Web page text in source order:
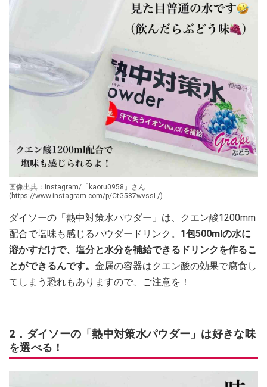
画像出典：Instagram/「kaoru0958」さん
(https://www.instagram.com/p/CtG587wvssL/)
ダイソーの「熱中対策水パウダー」は、クエン酸1200mm
配合で塩味も感じるパウダードリンク。 1包500mlの水に
溶かすだけで、塩分と水分を補給できるドリンクを作るこ
とができるんです。 金属の容器はクエン酸の効果で腐食し
てしまう恐れもありますので、ご注意を！
2．ダイソーの「熱中対策水パウダー」は好きな味
を選べる！